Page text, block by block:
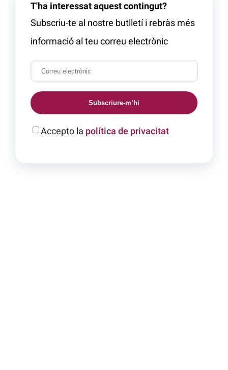
T'ha interessat aquest contingut?
Subscriu-te al nostre butlletí i rebràs més
informació al teu correu electrònic
Subscriure-m’hi
Accepto la política de privacitat